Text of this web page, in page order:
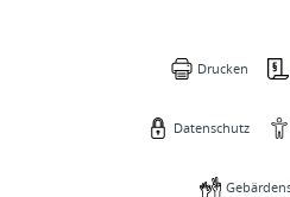
Drucken
Datenschutz